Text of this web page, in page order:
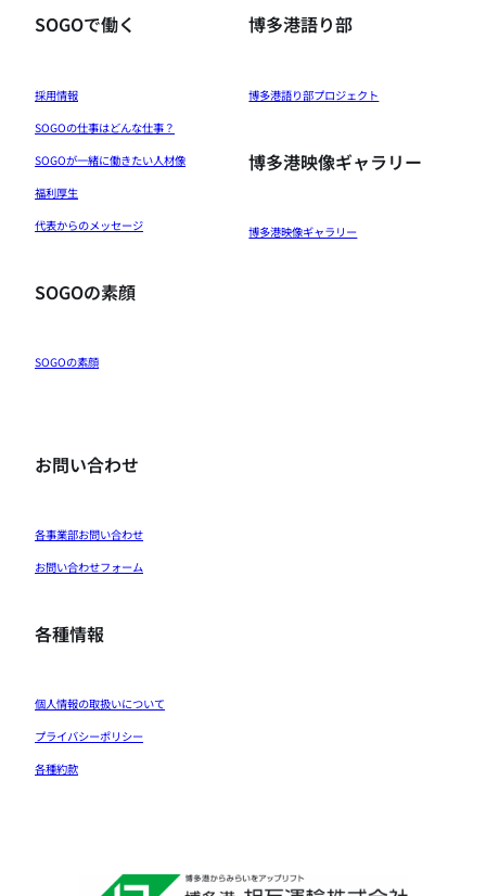
SOGOで働く
採用情報
SOGOの仕事はどんな仕事？
SOGOが一緒に働きたい人材像
福利厚生
代表からのメッセージ
SOGOの素顔
SOGOの素顔
博多港語り部
博多港語り部プロジェクト
博多港映像ギャラリー
博多港映像ギャラリー
お問い合わせ
各事業部お問い合わせ
お問い合わせフォーム
各種情報
個人情報の取扱いについて
プライバシーポリシー
各種約款